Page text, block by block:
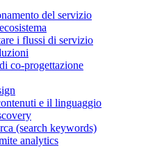
del servizio
i flussi di servizio
co-progettazione
e il linguaggio
(search keywords)
analytics